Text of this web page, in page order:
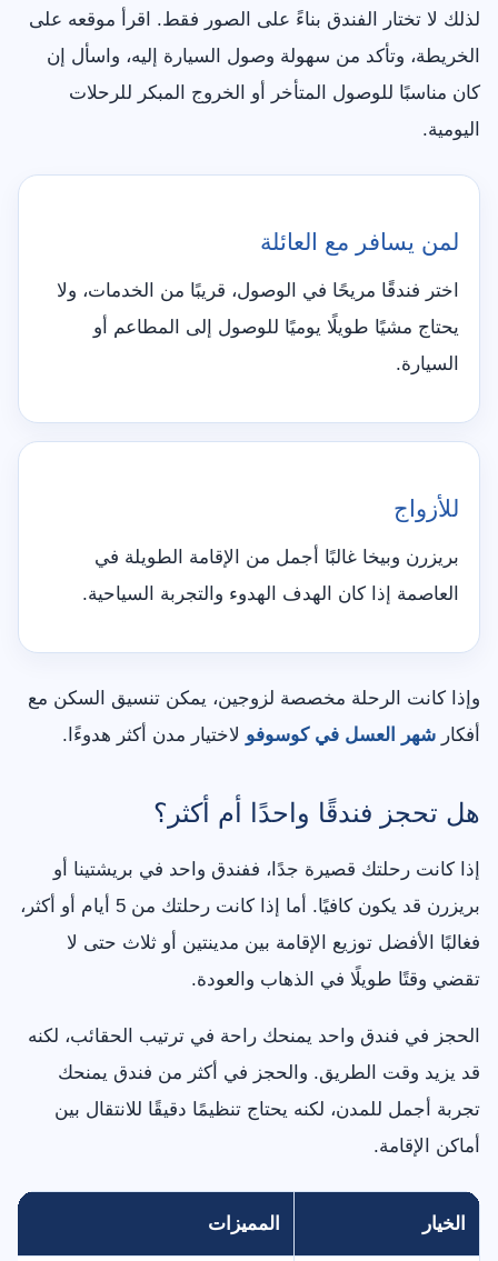
لذلك لا تختار الفندق بناءً على الصور فقط. اقرأ موقعه على
الخريطة، وتأكد من سهولة وصول السيارة إليه، واسأل إن
كان مناسبًا للوصول المتأخر أو الخروج المبكر للرحلات
اليومية.
لمن يسافر مع العائلة
اختر فندقًا مريحًا في الوصول، قريبًا من الخدمات، ولا
يحتاج مشيًا طويلًا يوميًا للوصول إلى المطاعم أو
السيارة.
للأزواج
بريزرن وبيخا غالبًا أجمل من الإقامة الطويلة في
العاصمة إذا كان الهدف الهدوء والتجربة السياحية.
وإذا كانت الرحلة مخصصة لزوجين، يمكن تنسيق السكن مع
أفكار شهر العسل في كوسوفو لاختيار مدن أكثر هدوءًا.
هل تحجز فندقًا واحدًا أم أكثر؟
إذا كانت رحلتك قصيرة جدًا، ففندق واحد في بريشتينا أو
بريزرن قد يكون كافيًا. أما إذا كانت رحلتك من 5 أيام أو أكثر،
فغالبًا الأفضل توزيع الإقامة بين مدينتين أو ثلاث حتى لا
تقضي وقتًا طويلًا في الذهاب والعودة.
الحجز في فندق واحد يمنحك راحة في ترتيب الحقائب، لكنه
قد يزيد وقت الطريق. والحجز في أكثر من فندق يمنحك
تجربة أجمل للمدن، لكنه يحتاج تنظيمًا دقيقًا للانتقال بين
أماكن الإقامة.
الخيار المميزات